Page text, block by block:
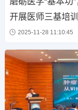
开展医师三基培
2025-11-28 11:10:45